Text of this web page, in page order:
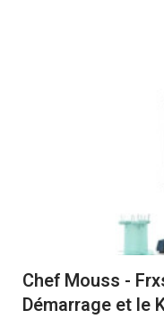
Chef Mouss -
Démarrage et le